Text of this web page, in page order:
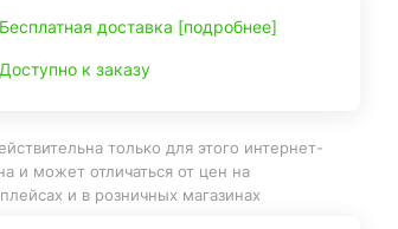
Бесплатная доставка [подробнее]
Доступно к заказу
только для этого интернет-
и может отличаться от цен на
и в розничных магазинах